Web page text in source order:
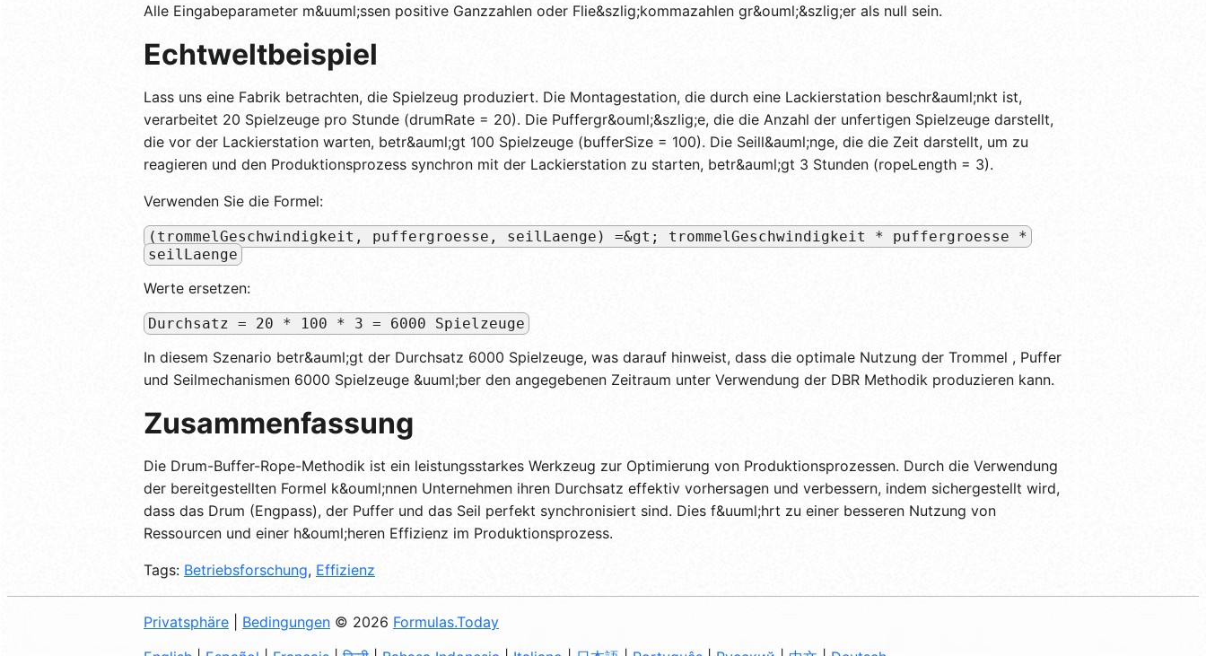
Alle Eingabeparameter m&uuml;ssen positive Ganzzahlen oder Flie&szlig;kommazahlen gr&ouml;&szlig;er als null sein.
Echtweltbeispiel
Lass uns eine Fabrik betrachten, die Spielzeug produziert. Die Montagestation, die durch eine Lackierstation beschr&auml;nkt ist,
verarbeitet 20 Spielzeuge pro Stunde (drumRate = 20). Die Puffergr&ouml;&szlig;e, die die Anzahl der unfertigen Spielzeuge darstellt,
die vor der Lackierstation warten, betr&auml;gt 100 Spielzeuge (bufferSize = 100). Die Seill&auml;nge, die die Zeit darstellt, um zu
reagieren und den Produktionsprozess synchron mit der Lackierstation zu starten, betr&auml;gt 3 Stunden (ropeLength = 3).
Verwenden Sie die Formel:
(trommelGeschwindigkeit, puffergroesse, seilLaenge) =&gt; trommelGeschwindigkeit * puffergroesse *
seilLaenge
Werte ersetzen:
Durchsatz = 20 * 100 * 3 = 6000 Spielzeuge
In diesem Szenario betr&auml;gt der Durchsatz 6000 Spielzeuge, was darauf hinweist, dass die optimale Nutzung der Trommel , Puffer
und Seilmechanismen 6000 Spielzeuge &uuml;ber den angegebenen Zeitraum unter Verwendung der DBR Methodik produzieren kann.
Zusammenfassung
Die Drum-Buffer-Rope-Methodik ist ein leistungsstarkes Werkzeug zur Optimierung von Produktionsprozessen. Durch die Verwendung
der bereitgestellten Formel k&ouml;nnen Unternehmen ihren Durchsatz effektiv vorhersagen und verbessern, indem sichergestellt wird,
dass das Drum (Engpass), der Puffer und das Seil perfekt synchronisiert sind. Dies f&uuml;hrt zu einer besseren Nutzung von
Ressourcen und einer h&ouml;heren Effizienz im Produktionsprozess.
Tags: Betriebsforschung, Effizienz
Privatsphäre Bedingungen © 2026 Formulas.Today